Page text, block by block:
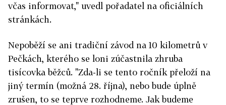
včas informovat," uvedl pořadatel na oficiálních
stránkách.
Nepoběží se ani tradiční závod na 10 kilometrů v
Pečkách, kterého se loni zúčastnila zhruba
tisícovka běžců. "Zda-li se tento ročník přeloží na
jiný termín (možná 28. října), nebo bude úplně
zrušen, to se teprve rozhodneme. Jak budeme